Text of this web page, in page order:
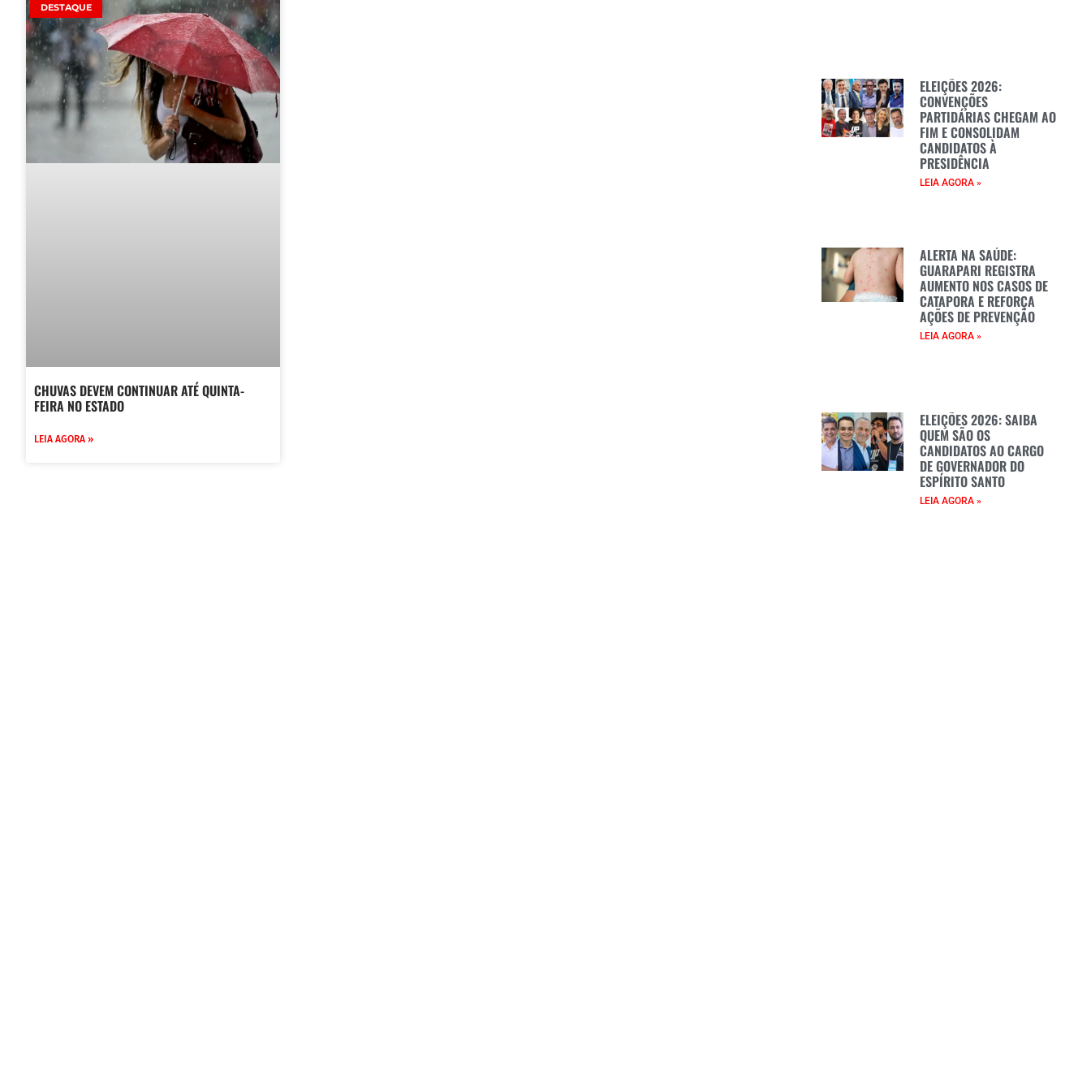
DESTAQUE
CHUVAS DEVEM CONTINUAR ATÉ QUINTA-
FEIRA NO ESTADO
LEIA AGORA »
ELEIÇÕES 2026:
CONVENÇÕES
PARTIDÁRIAS CHEGAM AO
FIM E CONSOLIDAM
CANDIDATOS À
PRESIDÊNCIA
LEIA AGORA »
ALERTA NA SAÚDE:
GUARAPARI REGISTRA
AUMENTO NOS CASOS DE
CATAPORA E REFORÇA
AÇÕES DE PREVENÇÃO
LEIA AGORA »
ELEIÇÕES 2026: SAIBA
QUEM SÃO OS
CANDIDATOS AO CARGO
DE GOVERNADOR DO
ESPÍRITO SANTO
LEIA AGORA »